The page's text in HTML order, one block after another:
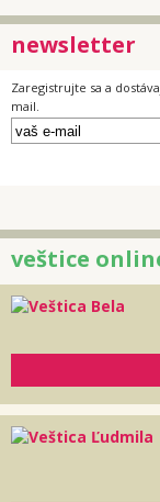
newsletter
Zaregistrujte sa a
mail.
veštice